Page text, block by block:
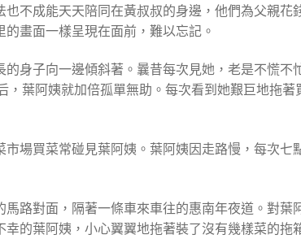
不成能天天陪同在黃叔叔的身邊，他們為父親
畫面一樣呈現在面前，難以忘記。
身子向一邊傾斜著。曩昔每次見她，老是不慌
，葉阿姨就加倍孤單無助。每次看到她艱巨地拖
場買菜常碰見葉阿姨。葉阿姨因走路慢，每次
路對面，隔著一條車來車往的惠南年夜道。對
的葉阿姨，小心翼翼地拖著裝了沒有幾樣菜的拖